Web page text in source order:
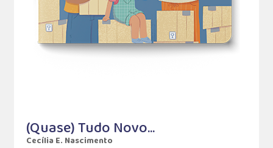
(Quase) Tudo Novo...
Cecília E. Nascimento